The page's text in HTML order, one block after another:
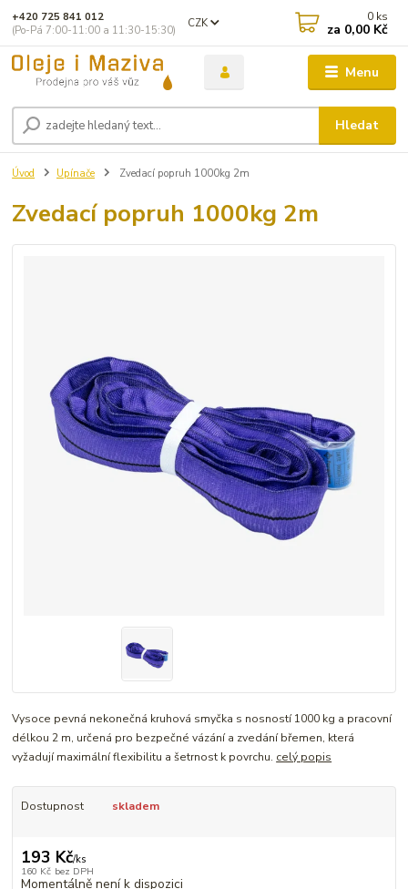
Menu
CZK
Hledat
+420 725 841 012
(Po-Pá 7:00-11:00 a 11:30-15:30)
0 ks
za 0,00 Kč
Úvod Upínače Zvedací popruh 1000kg 2m
Zvedací popruh 1000kg 2m
Vysoce pevná nekonečná kruhová smyčka s nosností 1000 kg a pracovní
délkou 2 m, určená pro bezpečné vázání a zvedání břemen, která
vyžadují maximální flexibilitu a šetrnost k povrchu. celý popis
Dostupnost skladem
193 Kč/ks
160 Kč bez DPH
Momentálně není k dispozici